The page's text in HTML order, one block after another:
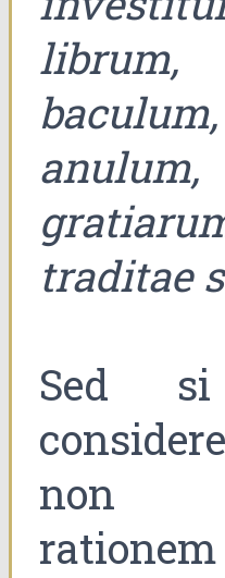
traditae
Sed
non